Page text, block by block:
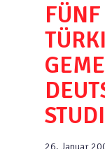
26. Januar